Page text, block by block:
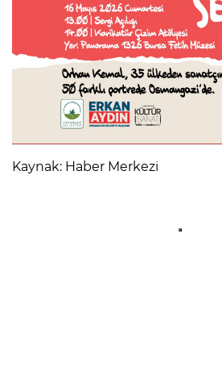
Kaynak: Haber Merkezi